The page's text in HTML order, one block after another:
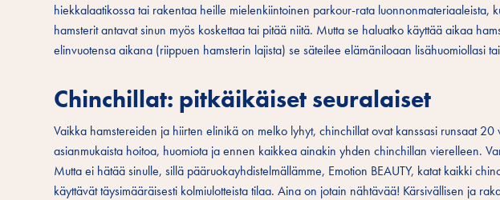
hiekkalaatikossa tai rakentaa heille mielenkiintoinen parkour-rata luonnonmateriaaleista,
hamsterit antavat sinun myös koskettaa tai pitää niitä. Mutta se haluatko käyttää aikaa
elinvuotensa aikana (riippuen hamsterin lajista) se säteilee elämäniloaan lisähuomiollasi
Chinchillat: pitkäikäiset seuralaiset
Vaikka hamstereiden ja hiirten elinikä on melko lyhyt, chinchillat ovat kanssasi runsaat 20
asianmukaista hoitoa, huomiota ja ennen kaikkea ainakin yhden chinchillan vierelleen.
Mutta ei hätää sinulle, sillä pääruokayhdistelmällämme, Emotion BEAUTY, katat kaikki
käyttävät täysimääräisesti kolmiulotteista tilaa. Aina on jotain nähtävää! Kärsivällisen ja